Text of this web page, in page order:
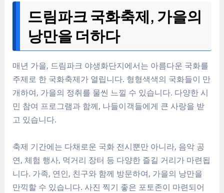
드림파크 국화축제, 가을의
낭만을 더하다
매년 가을, 드림파크 야생화단지에서는 아름다운 국화를
주제로 한 국화축제가 열립니다. 형형색색의 국화들이 만
개하여, 가을의 정취를 물씬 느낄 수 있습니다. 다양한 시
민 참여 프로그램과 함께, 나들이객들에게 큰 사랑을 받
고 있습니다.
축제 기간에는 다채로운 국화 전시뿐만 아니라, 음악 공
연, 체험 행사, 먹거리 장터 등 다양한 즐길 거리가 마련됩
니다. 가족, 연인, 친구와 함께 방문하여, 가을의 낭만을
만끽할 수 있습니다. 사진 찍기 좋은 포토존이 마련되어